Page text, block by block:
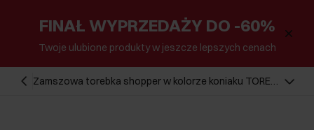
FINAŁ WYPRZEDAŻY DO -60%
Twoje ulubione produkty w jeszcze lepszych cenach
Zamszowa torebka shopper w kolorze koniaku TORES-